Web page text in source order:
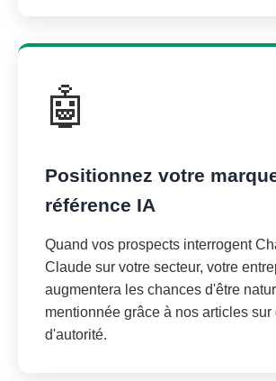
🤖
Positionnez votre
référence IA
Quand vos prospects interrogent
Claude sur votre secteur, votre
augmentera les chances d'être
mentionnée grâce à nos articles sur
d'autorité.